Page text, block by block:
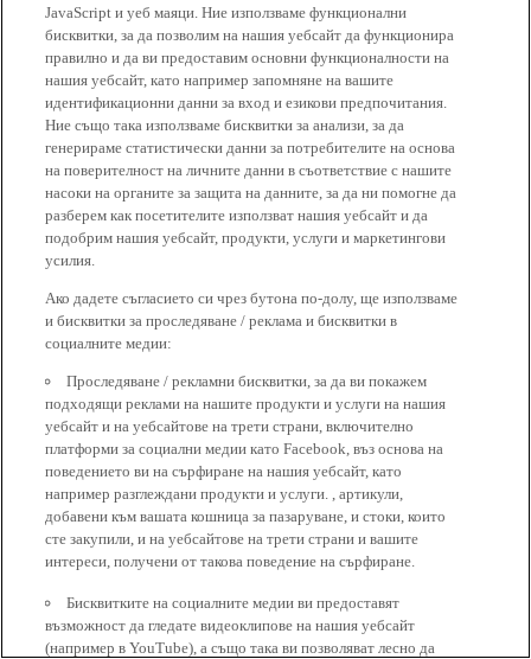
JavaScript и уеб маяци. Ние използваме функционални
бисквитки, за да позволим на нашия уебсайт да функционира
правилно и да ви предоставим основни функционалности на
нашия уебсайт, като например запомняне на вашите
идентификационни данни за вход и езикови предпочитания.
Ние също така използваме бисквитки за анализи, за да
генерираме статистически данни за потребителите на основа
на поверителност на личните данни в съответствие с нашите
насоки на органите за защита на данните, за да ни помогне да
разберем как посетителите използват нашия уебсайт и да
подобрим нашия уебсайт, продукти, услуги и маркетингови
усилия.
Ако дадете съгласието си чрез бутона по-долу, ще използваме
и бисквитки за проследяване / реклама и бисквитки в
социалните медии:
Проследяване / рекламни бисквитки, за да ви покажем
подходящи реклами на нашите продукти и услуги на нашия
уебсайт и на уебсайтове на трети страни, включително
платформи за социални медии като Facebook, въз основа на
поведението ви на сърфиране на нашия уебсайт, като
например разглеждани продукти и услуги. , артикули,
добавени към вашата кошница за пазаруване, и стоки, които
сте закупили, и на уебсайтове на трети страни и вашите
интереси, получени от такова поведение на сърфиране.
Бисквитките на социалните медии ви предоставят
възможност да гледате видеоклипове на нашия уебсайт
(например в YouTube), а също така ви позволяват лесно да